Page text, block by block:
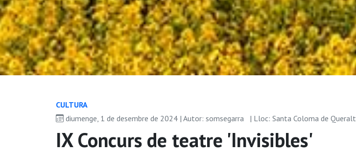
CULTURA
diumenge, 1 de desembre de 2024 | Autor: somsegarra
| Lloc: Santa Coloma de Queralt
IX Concurs de teatre 'Invisibles'